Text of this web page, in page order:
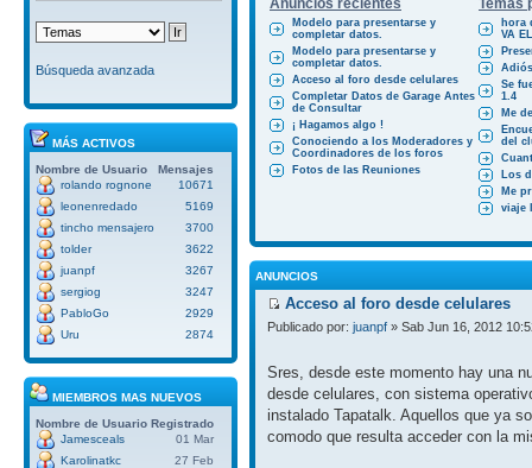
Búsqueda avanzada
MÁS ACTIVOS
Nombre de Usuario
Mensajes
rolando rognone
10671
leonenredado
5169
tincho mensajero
3700
tolder
3622
juanpf
3267
sergiog
3247
PabloGo
2929
Uru
2874
MIEMBROS MAS NUEVOS
Nombre de Usuario Registrado
Jamesceals
01 Mar
Karolinatkc
27 Feb
Modelo para presentarse y
completar datos.
Modelo para presentarse y
completar datos.
Acceso al foro desde celulares
Completar Datos de Garage Antes
de Consultar
¡ Hagamos algo !
Conociendo a los Moderadores y
Coordinadores de los foros
Fotos de las Reuniones
hora
VA
Se
1.4
Me
del
Los
Me
viaje
ANUNCIOS
Acceso al foro desde celulares
Publicado por: juanpf » Sab Jun 16, 2012
Sres, desde este momento hay una
desde celulares, con sistema
instalado Tapatalk. Aquellos que ya
comodo que resulta acceder con la